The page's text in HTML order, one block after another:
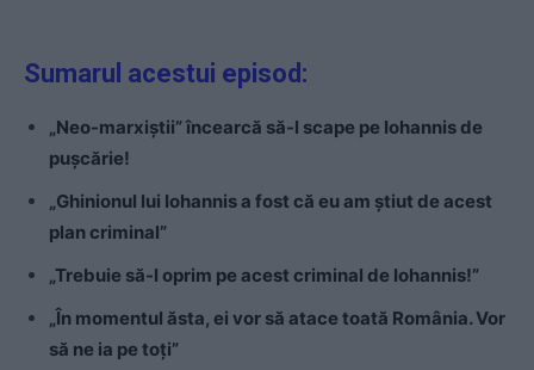
Sumarul acestui episod:
„Neo-marxiștii” încearcă să-l scape pe Iohannis de
pușcărie!
„Ghinionul lui Iohannis a fost că eu am știut de acest
plan criminal”
„Trebuie să-l oprim pe acest criminal de Iohannis!”
„În momentul ăsta, ei vor să atace toată România. Vor
să ne ia pe toți”